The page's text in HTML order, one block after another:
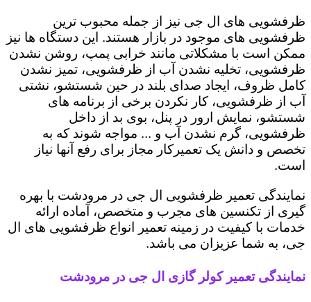
ظرفشویی های ال جی نیز از جمله محبوب ترین
ظرفشویی های موجود در بازار هستند. این دستگاه ها نیز
ممکن است با مشکلاتی مانند خرابی پمپ، روشن نشدن
ظرفشویی، تخلیه نشدن آب از ظرفشویی، تمیز نشدن
کامل ظروف، ایجاد صدای بلند در حین شستشو، نشتی
آب از ظرفشویی، کار نکردن برخی از برنامه های
شستشو، نمایش ارور در پنل، بوی بد از داخل
ظرفشویی، گرم نشدن آب و ... مواجه شوند که به
تخصص و دانش یک تعمیرکار مجاز برای رفع آنها نیاز
است.
نمایندگی تعمیر ظرفشویی ال جی در مرودشت با بهره
گیری از تکنسین های مجرب و متخصص، آماده ارائه
خدمات با کیفیت در زمینه تعمیر انواع ظرفشویی های ال
جی، به شما عزیزان می باشد.
نمایندگی تعمیر کولر گازی ال جی در مرودشت